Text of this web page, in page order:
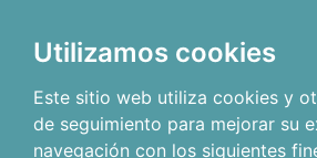
Utilizamos cookies
Este sitio web utiliza cookies y
de seguimiento para mejorar su
navegación con los siguientes